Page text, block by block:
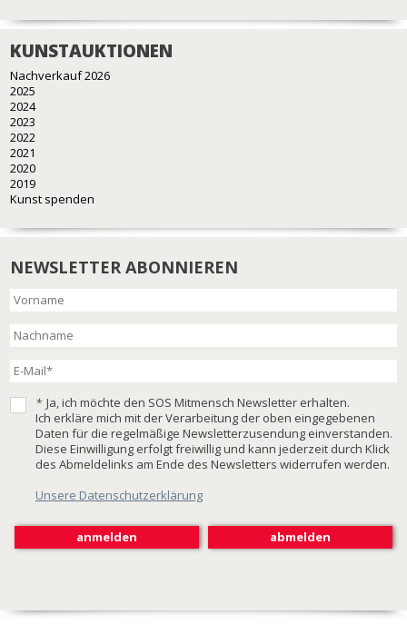
KUNSTAUKTIONEN
Nachverkauf 2026
2025
2024
2023
2022
2021
2020
2019
Kunst spenden
NEWSLETTER ABONNIEREN
* Ja, ich möchte den SOS Mitmensch Newsletter erhalten.
Ich erkläre mich mit der Verarbeitung der oben eingegebenen
Daten für die regelmäßige Newsletterzusendung einverstanden.
Diese Einwilligung erfolgt freiwillig und kann jederzeit durch Klick
des Abmeldelinks am Ende des Newsletters widerrufen werden.
Unsere Datenschutzerklärung